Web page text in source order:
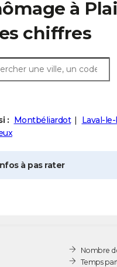
à
chiffres
: Montbéliardot Laval-
à pas rater
Nombre
Temps